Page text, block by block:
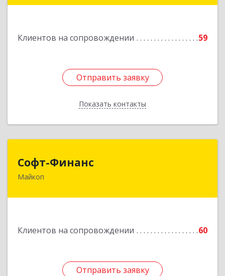
Клиентов на сопровождении 59
Отправить заявку
Показать контакты
Отправить заявку
Назад
Софт-Финанс
Майкоп
Клиентов на сопровождении 60
Отправить заявку
385006, Адыгея Респ, Майкоп г, Калинина ул,
Отправить заявку